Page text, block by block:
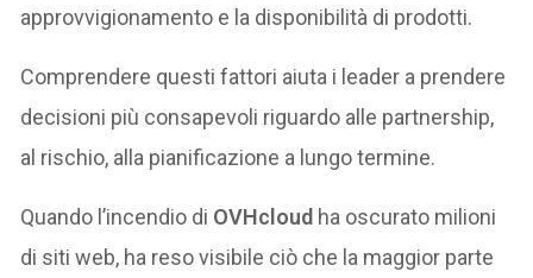
approvvigionamento e la disponibilità di prodotti.
Comprendere questi fattori aiuta i leader a prendere
decisioni più consapevoli riguardo alle partnership,
al rischio, alla pianificazione a lungo termine.
Quando l’incendio di OVHcloud ha oscurato milioni
di siti web, ha reso visibile ciò che la maggior parte